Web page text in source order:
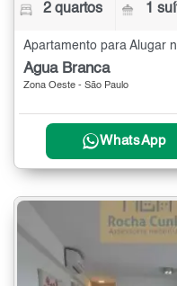
2 quartos 1
Água Branca
Zona Oeste - São Paulo
WhatsApp